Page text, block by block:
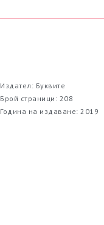
Издател: Буквите
Брой страници: 208
Година на издаване: 2019